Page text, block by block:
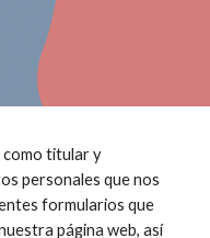
como titular y
personales que nos
formularios que
página web, así